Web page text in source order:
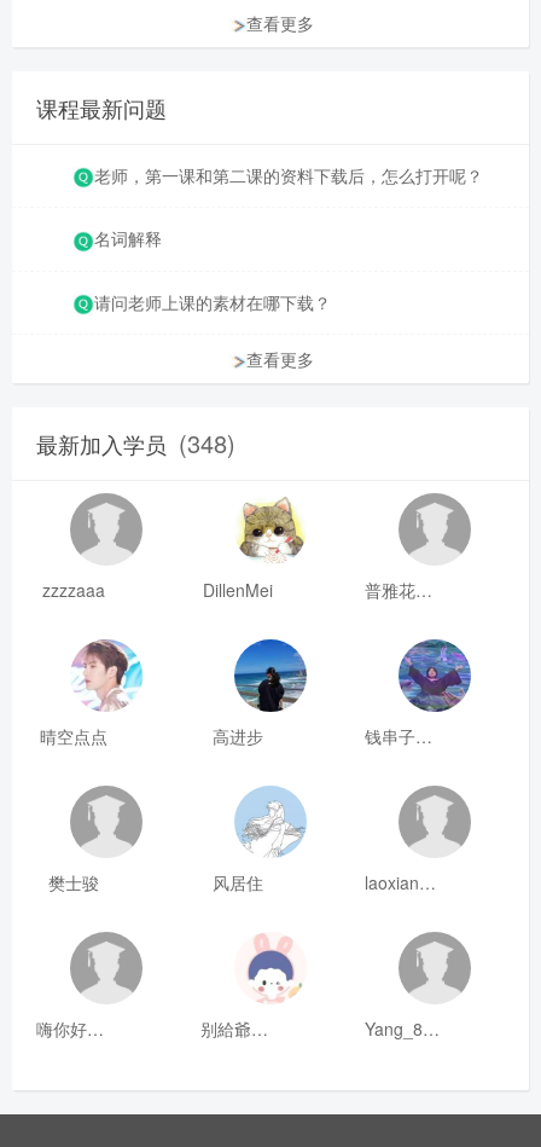
查看更多
课程最新问题
老师，第一课和第二课的资料下载后，怎么打开呢？
名词解释
请问老师上课的素材在哪下载？
查看更多
最新加入学员 (348)
zzzzaaa DillenMei 普雅花qya
晴空点点 高进步 钱串子123
樊士骏 风居住 laoxianrou
嗨你好8mm 别給爺装纯 Yang_811